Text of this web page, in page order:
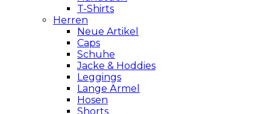
T-Shirts
Herren
Neue Artikel
Caps
Schuhe
Jacke & Hoddies
Leggings
Lange Ärmel
Hosen
Shorts